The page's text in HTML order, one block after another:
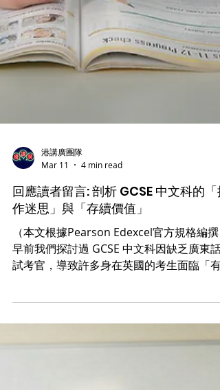
港講廣團隊
Mar 11
4 min read
回應讀者留言: 剖析 GCSE 中文科的「
作迷思」與「存續價值」
（本文根據Pearson Edexcel官方規格編撰
早前我們探討過 GCSE 中文科因缺乏廣東話
無得考」的困境；文章刊出後，引起了讀者
現這不僅僅是一個關於「尋找考官」的行政